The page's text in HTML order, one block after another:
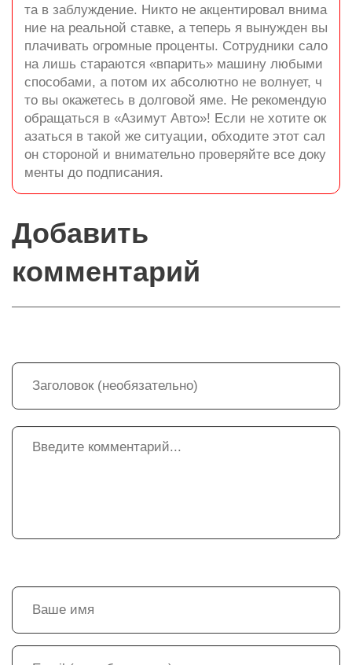
та в заблуждение. Никто не акцентировал внима
ние на реальной ставке, а теперь я вынужден вы
плачивать огромные проценты. Сотрудники сало
на лишь стараются «впарить» машину любыми
способами, а потом их абсолютно не волнует, ч
то вы окажетесь в долговой яме. Не рекомендую
обращаться в «Азимут Авто»! Если не хотите ок
азаться в такой же ситуации, обходите этот сал
он стороной и внимательно проверяйте все доку
менты до подписания.
Добавить
комментарий